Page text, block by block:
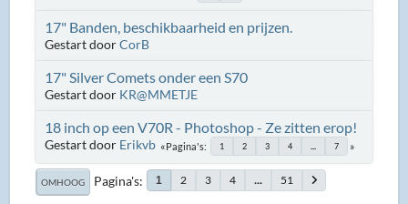
17" Banden, beschikbaarheid en prijzen.
Gestart doorCorB
17" Silver Comets onder een S70
Gestart door KR@MMETJE
18 inch op een V70R - Photoshop - Ze zitten erop!
Gestart door Erikvb Pagina's 1 2 3 4 7
OMHOOG Pagina's 1 2 3 4 ... 51